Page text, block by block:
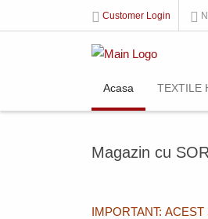
Customer Login
Acasa TEXTILE
Magazin cu
IMPORTANT: